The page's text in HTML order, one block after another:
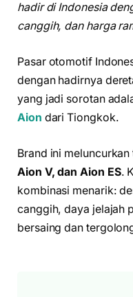
hadir di Indonesia
canggih, dan harga
Pasar otomotif
dengan hadirnya
yang jadi sorotan
Aion dari Tiongkok.
Brand ini
Aion V, dan Aion ES.
kombinasi menarik:
canggih, daya jelajah
bersaing dan